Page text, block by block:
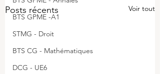
BTS GPME -A1
STMG - Droit
BTS CG - Mathématiques
DCG - UE6
Posts récents Voir tout